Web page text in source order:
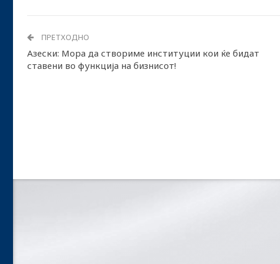
ПРЕТХОДНО
Азески: Мора да створиме институции кои ќе бидат
ставени во функција на бизнисот!